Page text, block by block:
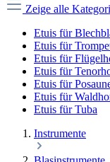
Zeige alle
Etuis für
Etuis für
Etuis für
Etuis für
Etuis für
Etuis für
Etuis für Tuba
Instrumente